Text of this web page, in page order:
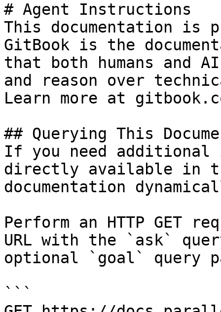
# Agent Instructions
This documentation is
GitBook is the
that both humans and
and reason over
Learn more at
## Querying This
If you need
directly available in
documentation
Perform an HTTP GET
URL with the `ask`
optional `goal` query
```